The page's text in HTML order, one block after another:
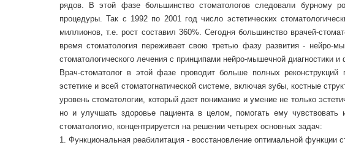
рядов. В этой фазе большинство стоматологов следовали бурному
процедуры. Так с 1992 по 2001 год число эстетических
миллионов, т.е. рост составил 360%. Сегодня большинство врачей-
время стоматология переживает свою третью фазу развития - нейро-
стоматологического лечения с принципами нейро-мышечной диагностики и
Врач-стоматолог в этой фазе проводит больше полных
эстетике и всей стоматогнатической системе, включая зубы, костные
уровень стоматологии, который дает понимание и умение не только
но и улучшать здоровье пациента в целом, помогать ему
стоматологию, концентрируется на решении четырех основных задач:
1. Функциональная реабилитация - восстановление оптимальной функции